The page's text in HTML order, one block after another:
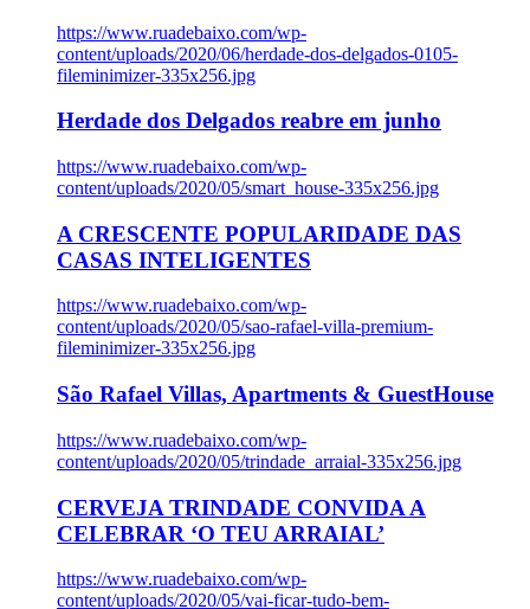
https://www.ruadebaixo.com/wp-
content/uploads/2020/06/herdade-dos-delgados-0105-
fileminimizer-335x256.jpg
Herdade dos Delgados reabre em junho
https://www.ruadebaixo.com/wp-
content/uploads/2020/05/smart_house-335x256.jpg
A CRESCENTE POPULARIDADE DAS
CASAS INTELIGENTES
https://www.ruadebaixo.com/wp-
content/uploads/2020/05/sao-rafael-villa-premium-
fileminimizer-335x256.jpg
São Rafael Villas, Apartments & GuestHouse
https://www.ruadebaixo.com/wp-
content/uploads/2020/05/trindade_arraial-335x256.jpg
CERVEJA TRINDADE CONVIDA A
CELEBRAR ‘O TEU ARRAIAL’
https://www.ruadebaixo.com/wp-
content/uploads/2020/05/vai-ficar-tudo-bem-